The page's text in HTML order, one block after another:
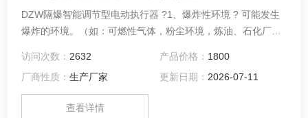
DZW隔爆智能调节型电动执行器 ?1、爆炸性环境 ? 可能发生
爆炸的环境。（如：可燃性气体，粉尘环境，炼油、石化厂，
体、蒸汽或雾状的可燃物质与空气构成的混合物，在该混合物
中点燃后，燃烧将传遍整个未燃混合物的环境，将引起空 气爆
炸
访问次数： 2632 产品价格： 1800
厂商性质：生产厂家 更新日期： 2026-07-11
查看详情